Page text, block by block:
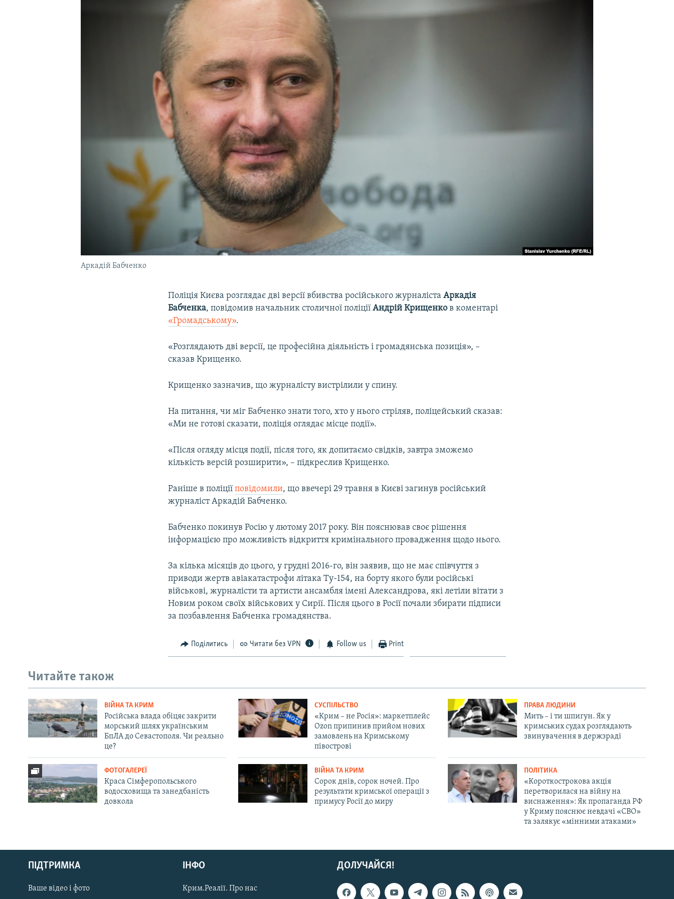
Русский
Qırımtatar
ДОЛУЧАЙСЯ!
Аркадій Бабченко
Поліція Києва розглядає дві версії вбивства російського журналістаАркадія
Бабченка, повідомив начальник столичної поліціїАндрій Крищенко в коментарі
«Громадському».
«Розглядають дві версії, це професійна діяльність і громадянська позиція», –
сказав Крищенко.
Крищенко зазначив, що журналісту вистрілили у спину.
На питання, чи міг Бабченко знати того, хто у нього стріляв, поліцейський сказав:
«Ми не готові сказати, поліція оглядає місце події».
«Після огляду місця події, після того, як допитаємо свідків, завтра зможемо
кількість версій розширити», – підкреслив Крищенко.
Раніше в поліціїповідомили, що ввечері 29 травня в Києві загинув російський
журналіст Аркадій Бабченко.
Бабченко покинув Росію у лютому 2017 року. Він пояснював своє рішення
інформацією про можливість відкриття кримінального провадження щодо нього.
За кілька місяців до цього, у грудні 2016-го, він заявив, що не має співчуття з
приводи жертв авіакатастрофи літака Ту-154, на борту якого були російські
військові, журналісти та артисти ансамбля імені Александрова, які летіли вітати з
Новим роком своїх військових у Сирії. Після цього в Росії почали збирати підписи
за позбавлення Бабченка громадянства.
Поділитись Читати без VPN Follow us Print
Читайте також
ВІЙНА ТА КРИМ
Російська влада обіцяє закрити
морський шлях українським
БпЛА до Севастополя. Чи реально
це?
СУСПІЛЬСТВО
«Крим – не Росія»: маркетплейс
Ozon припинив прийом нових
замовлень на Кримському
півострові
ПРАВА ЛЮДИНИ
Мить – і ти шпигун. Як у
кримських судах розглядають
звинувачення в держзраді
ФОТОГАЛЕРЕЇ
Краса Сімферопольського
водосховища та занедбаність
довкола
ВІЙНА ТА КРИМ
Сорок днів, сорок ночей. Про
результати кримської операції з
примусу Росії до миру
ПОЛІТИКА
«Короткострокова акція
перетворилася на війну на
виснаження»: Як пропаганда РФ
у Криму пояснює невдачі «СВО»
та залякує «мінними атаками»
ДОЛУЧАЙСЯ!
ПІДТРИМКА
Ваше відео і фото
ІНФО
Крим.Реалії. Про нас